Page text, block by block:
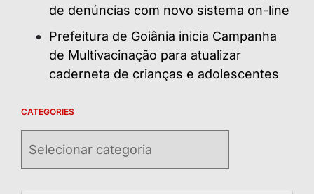
de denúncias com novo sistema on-line
Prefeitura de Goiânia inicia Campanha
de Multivacinação para atualizar
caderneta de crianças e adolescentes
CATEGORIES